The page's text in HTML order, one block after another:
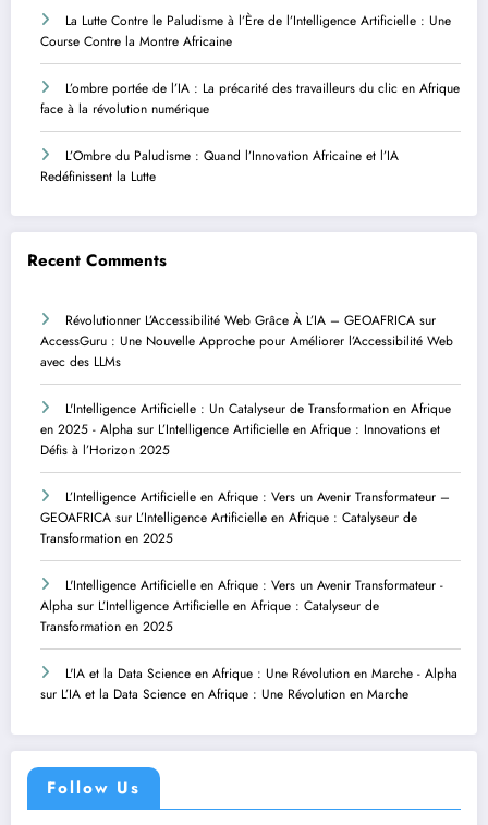
La Lutte Contre le Paludisme à l’Ère de l’Intelligence Artificielle : Une
Course Contre la Montre Africaine
L’ombre portée de l’IA : La précarité des travailleurs du clic en Afrique
face à la révolution numérique
L’Ombre du Paludisme : Quand l’Innovation Africaine et l’IA
Redéfinissent la Lutte
Recent Comments
Révolutionner L’Accessibilité Web Grâce À L’IA – GEOAFRICA sur
AccessGuru : Une Nouvelle Approche pour Améliorer l’Accessibilité Web
avec des LLMs
L'Intelligence Artificielle : Un Catalyseur de Transformation en Afrique
en 2025 - Alpha sur L’Intelligence Artificielle en Afrique : Innovations et
Défis à l’Horizon 2025
L’Intelligence Artificielle en Afrique : Vers un Avenir Transformateur –
GEOAFRICA sur L’Intelligence Artificielle en Afrique : Catalyseur de
Transformation en 2025
L'Intelligence Artificielle en Afrique : Vers un Avenir Transformateur -
Alpha sur L’Intelligence Artificielle en Afrique : Catalyseur de
Transformation en 2025
L'IA et la Data Science en Afrique : Une Révolution en Marche - Alpha
sur L’IA et la Data Science en Afrique : Une Révolution en Marche
Follow Us